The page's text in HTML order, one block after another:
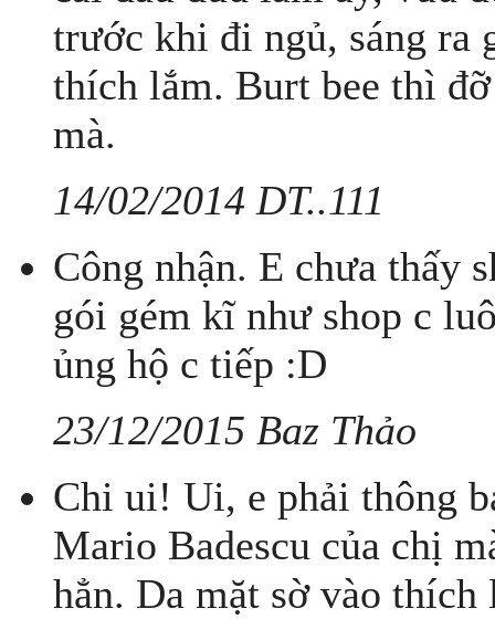
trước khi đi ngủ, sáng ra
thích lắm. Burt bee thì
mà.
14/02/2014 DT..111
Công nhận. E chưa thấy
gói gém kĩ như shop c
ủng hộ c tiếp :D
23/12/2015 Baz Thảo
Chi ui! Ui, e phải thông
Mario Badescu của chị
hẳn. Da mặt sờ vào